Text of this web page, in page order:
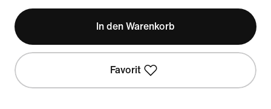
In den Warenkorb
Favorit